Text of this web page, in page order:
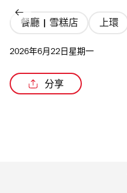
餐廳 | 雪糕店 上環
2026年6月22日星期一
分享